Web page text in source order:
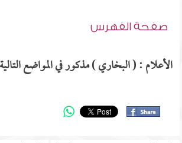
صفحة الفهرس
الأعلام : ( البخاري ) مذكور في المواضع التالية